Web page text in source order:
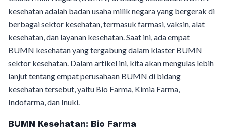
kesehatan adalah badan usaha milik negara yang bergerak di
berbagai sektor kesehatan, termasuk farmasi, vaksin, alat
kesehatan, dan layanan kesehatan. Saat ini, ada empat
BUMN kesehatan yang tergabung dalam klaster BUMN
sektor kesehatan. Dalam artikel ini, kita akan mengulas lebih
lanjut tentang empat perusahaan BUMN di bidang
kesehatan tersebut, yaitu Bio Farma, Kimia Farma,
Indofarma, dan Inuki.
BUMN Kesehatan: Bio Farma